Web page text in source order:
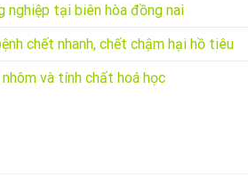
nghiệp tại biên hòa đồng nai
chết nhanh, chết chậm hại hồ tiêu
và tính chất hoá học